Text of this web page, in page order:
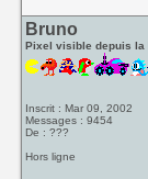
Bruno
Pixel visible depuis la
Inscrit : Mar 09, 2002
Messages : 9454
De : ???
Hors ligne